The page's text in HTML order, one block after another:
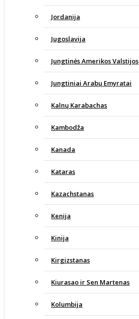
Jordanija
Jugoslavija
Jungtinės Amerikos Valstijos
Jungtiniai Arabų Emyratai
Kalnų Karabachas
Kambodža
Kanada
Kataras
Kazachstanas
Kenija
Kinija
Kirgizstanas
Kiurasao ir Sen Martenas
Kolumbija